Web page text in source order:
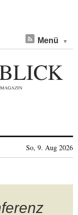
Menü
So, 9. Aug 2026